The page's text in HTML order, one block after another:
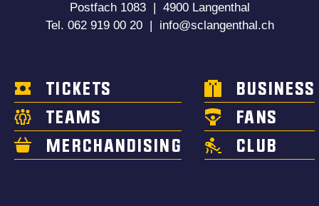
Postfach 1083 | 4900 Langenthal
Tel. 062 919 00 20 | info@sclangenthal.ch
TICKETS
TEAMS
MERCHANDISING
BUSINESS
FANS
CLUB